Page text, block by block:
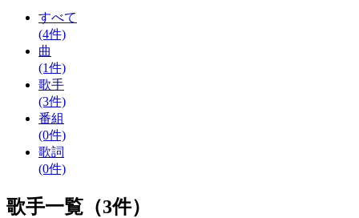
すべて
(4件)
曲
(1件)
歌手
(3件)
番組
(0件)
歌詞
(0件)
歌手一覧（3件）